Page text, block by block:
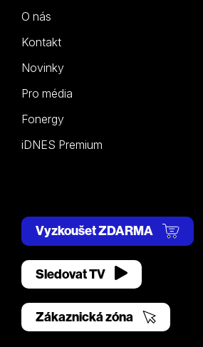
O nás
Kontakt
Novinky
Pro média
Fonergy
iDNES Premium
Vyzkoušet ZDARMA
Sledovat TV
Zákaznická zóna